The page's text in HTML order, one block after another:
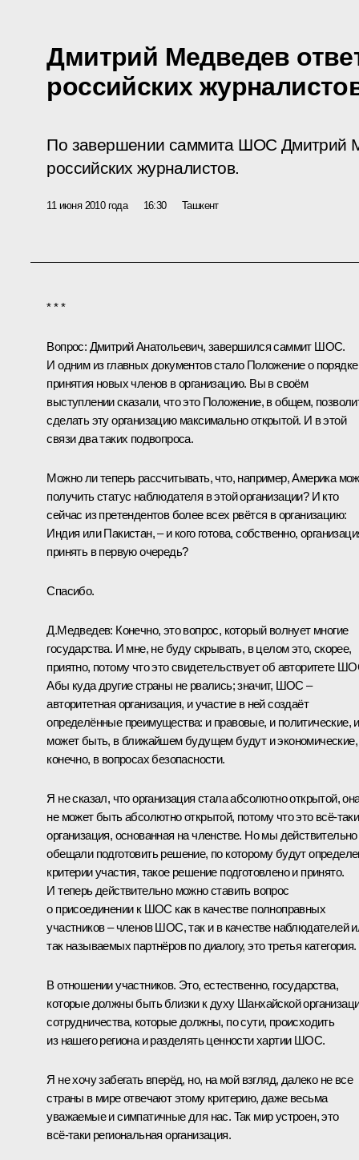
Дмитрий Медведев
российских
По завершении саммита ШОС Дмитрий
российских журналистов.
11 июня 2010 года 16:30 Ташкент
* * *
Вопрос: Дмитрий Анатольевич, завершилсясаммит ШОС.
И одним из главных документов стало Положение о порядке
принятия новых членов в организацию. Вы в своём
выступлении сказали, что это Положение, в общем,
сделать эту организацию максимально открытой. И в этой
связи два таких подвопроса.
Можно ли теперь рассчитывать, что, например, Америка
получить статус наблюдателя в этой организации? И кто
сейчас из претендентов более всех рвётся в организацию:
Индия или Пакистан, – и кого готова, собственно,
принять в первую очередь?
Спасибо.
Д.Медведев: Конечно, это вопрос, который волнует многие
государства. И мне, не буду скрывать, в целом это, скорее,
приятно, потому что это свидетельствует об авторитете
Абы куда другие страны не рвались; значит, ШОС –
авторитетная организация, и участие в ней создаёт
определённые преимущества: и правовые, и политические,
может быть, в ближайшем будущем будут и экономические,
конечно, в вопросах безопасности.
Я не сказал, что организация стала абсолютно открытой,
не может быть абсолютно открытой, потому что это всё‑таки
организация, основанная на членстве. Но мы действительно
обещали подготовить решение, по которому будут
критерии участия, такое решение подготовлено и принято.
И теперь действительно можно ставить вопрос
о присоединении к ШОС как в качестве полноправных
участников – членов ШОС, так и в качестве наблюдателей
так называемых партнёров по диалогу, это третья категория.
В отношении участников. Это, естественно, государства,
которые должны быть близки к духу Шанхайской
сотрудничества, которые должны, по сути, происходить
из нашего региона и разделять ценности хартии ШОС.
Я не хочу забегать вперёд, но, на мой взгляд, далеко не все
страны в мире отвечают этому критерию, даже весьма
уважаемые и симпатичные для нас. Так мир устроен, это
всё‑таки региональная организация.